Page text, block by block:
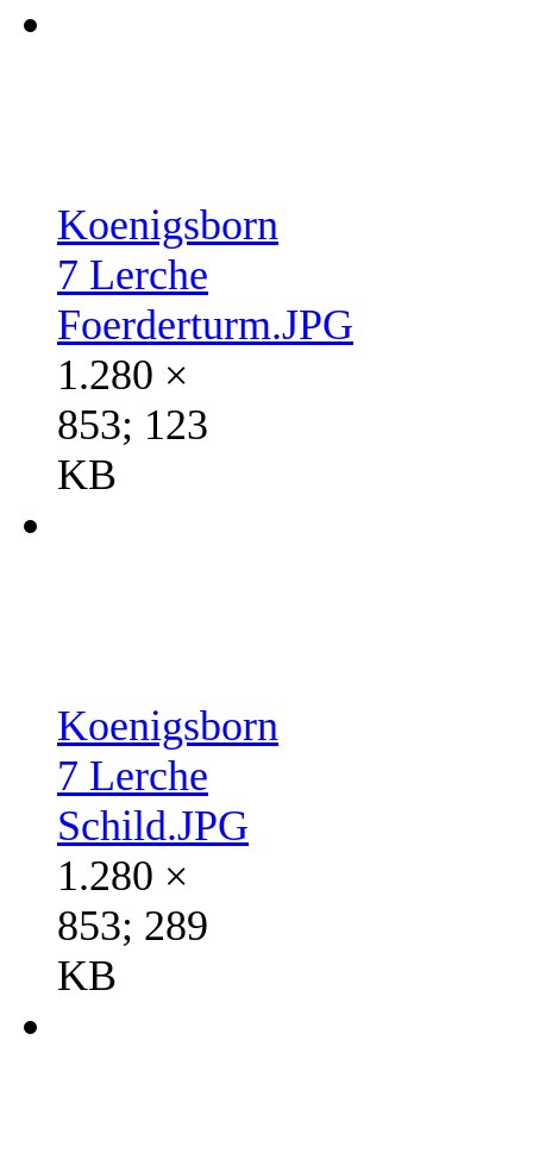
Koenigsborn
7 Lerche
Foerderturm.JPG
1.280 ×
853; 123
KB
Koenigsborn
7 Lerche
Schild.JPG
1.280 ×
853; 289
KB